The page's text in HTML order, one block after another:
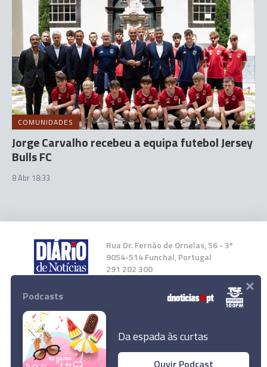
COMUNIDADES
Jorge Carvalho recebeu a equipa futebol Jersey
Bulls FC
8 Abr 18:33
Rua Dr. Fernão de Ornelas, 56 - 3º
9054-514 Funchal, Portugal
291 202 300
Instale a nossa App
Podcasts
Da espada às curtas
Ouvir Podcast
×